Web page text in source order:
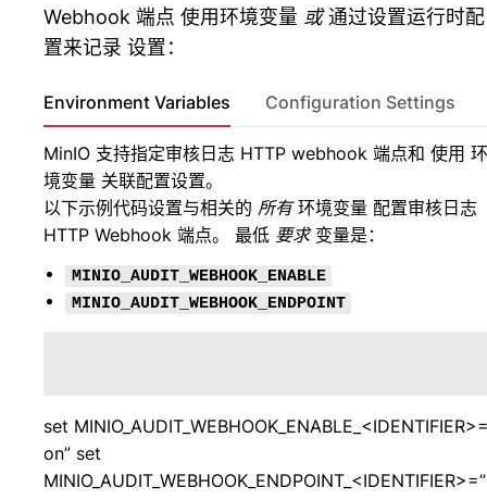
Webhook 端点 使用环境变量 或通过设置运行时配
置来记录 设置：
Environment Variables
MinIO 支持指定审核日志 HTTP webhook 端点和 使用 环
境变量 关联配置设置。
以下示例代码设置与相关的 所有环境变量 配置审核日志
HTTP Webhook 端点。 最低 要求变量是：
MINIO_AUDIT_WEBHOOK_ENABLE
MINIO_AUDIT_WEBHOOK_ENDPOINT
set
on” set
MINIO_AUDIT_WEBHOOK_ENDPOINT_<IDENTIFIER>=”
Configuration Settings